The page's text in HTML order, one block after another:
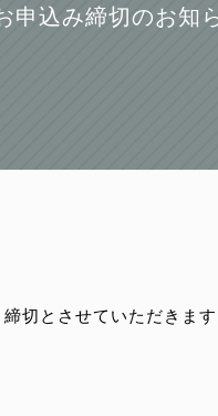
申込み締切のお知
切とさせていただきま